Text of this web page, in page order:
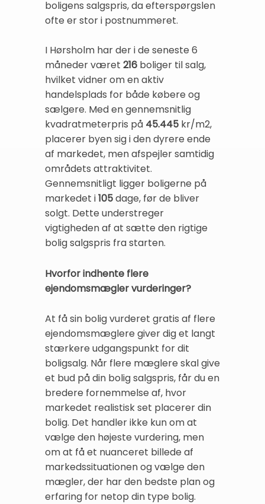
boligens salgspris, da efterspørgslen
ofte er stor i postnummeret.
I Hørsholm har der i de seneste 6
måneder været 216 boliger til salg,
hvilket vidner om en aktiv
handelsplads for både købere og
sælgere. Med en gennemsnitlig
kvadratmeterpris på 45.445 kr/m2,
placerer byen sig i den dyrere ende
af markedet, men afspejler samtidig
områdets attraktivitet.
Gennemsnitligt ligger boligerne på
markedet i105dage, før de bliver
solgt. Dette understreger
vigtigheden af at sætte den rigtige
bolig salgspris fra starten.
Hvorfor indhente flere
ejendomsmægler vurderinger?
At få sin bolig vurderet gratis af flere
ejendomsmæglere giver dig et langt
stærkere udgangspunkt for dit
boligsalg. Når flere mæglere skal give
et bud på din bolig salgspris, får du en
bredere fornemmelse af, hvor
markedet realistisk set placerer din
bolig. Det handler ikke kun om at
vælge den højeste vurdering, men
om at få et nuanceret billede af
markedssituationen og vælge den
mægler, der har den bedste plan og
erfaring for netop din type bolig.